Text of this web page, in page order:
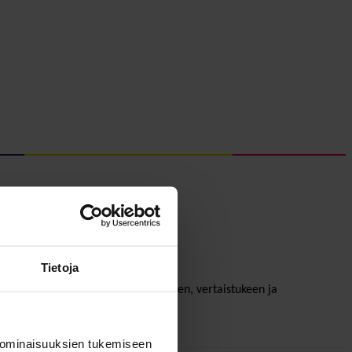
Tietoja
tukemiseen
mahdollisuuksia verkostoitumiseen, vertaistukeen ja